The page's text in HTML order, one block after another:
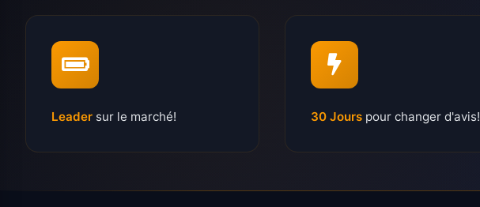
Leader sur le marché! 30 Jours pour changer d'avis!